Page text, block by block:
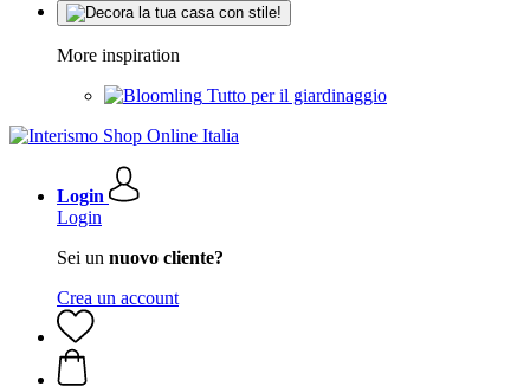
More inspiration
Tutto per il giardinaggio
Login
Login
Sei un nuovo cliente?
Crea un account